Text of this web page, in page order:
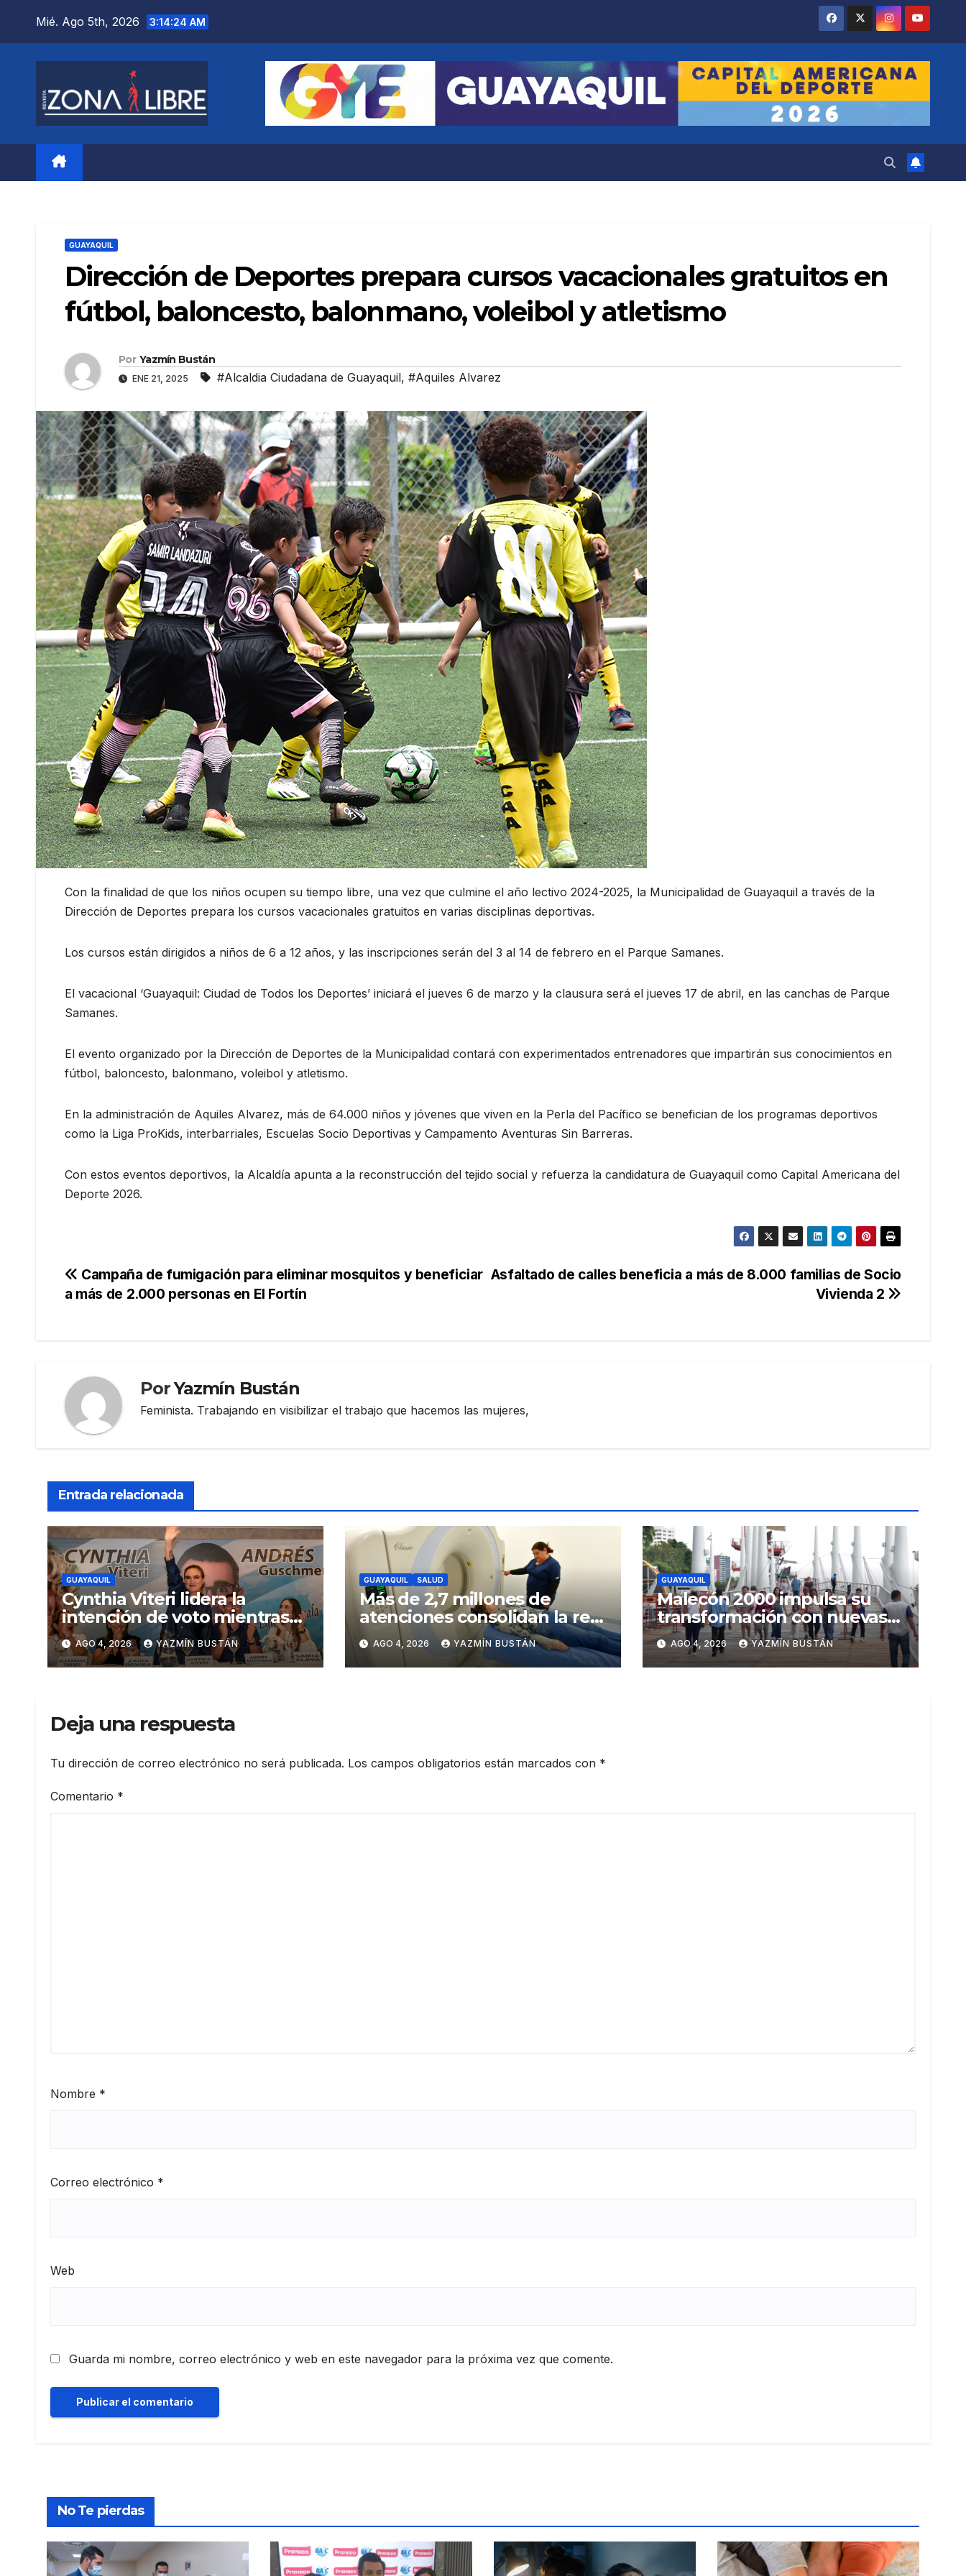
Mié. Ago 5th, 2026 3:14:25 AM
GUAYAQUIL
Dirección de Deportes prepara cursos vacacionales gratuitos en
fútbol, baloncesto, balonmano, voleibol y atletismo
Por Yazmín Bustán
ENE 21, 2025 #Alcaldia Ciudadana de Guayaquil, #Aquiles Alvarez
Con la finalidad de que los niños ocupen su tiempo libre, una vez que culmine el año lectivo 2024-2025, la Municipalidad de Guayaquil a través de la
Dirección de Deportes prepara los cursos vacacionales gratuitos en varias disciplinas deportivas.
Los cursos están dirigidos a niños de 6 a 12 años, y las inscripciones serán del 3 al 14 de febrero en el Parque Samanes.
El vacacional ‘Guayaquil: Ciudad de Todos los Deportes’ iniciará el jueves 6 de marzo y la clausura será el jueves 17 de abril, en las canchas de Parque
Samanes.
El evento organizado por la Dirección de Deportes de la Municipalidad contará con experimentados entrenadores que impartirán sus conocimientos en
fútbol, baloncesto, balonmano, voleibol y atletismo.
En la administración de Aquiles Alvarez, más de 64.000 niños y jóvenes que viven en la Perla del Pacífico se benefician de los programas deportivos
como la Liga ProKids, interbarriales, Escuelas Socio Deportivas y Campamento Aventuras Sin Barreras.
Con estos eventos deportivos, la Alcaldía apunta a la reconstrucción del tejido social y refuerza la candidatura de Guayaquil como Capital Americana del
Deporte 2026.
Navegación
Asfaltado de calles beneficia a más de 8.000 familias de Socio
Vivienda 2
Campaña de fumigación para eliminar mosquitos y beneficiar
a más de 2.000 personas en El Fortín
PorYazmín Bustán
Feminista. Trabajando en visibilizar el trabajo que hacemos las mujeres,
Entrada relacionada
GUAYAQUIL
Cynthia Viteri lidera la
intención de voto mientras
Andrés Guschmer muestra
un destacado crecimiento,
según AtlasIntel
AGO 4, 2026 YAZMÍN BUSTÁN
GUAYAQUIL SALUD
Más de 2,7 millones de
atenciones consolidan la red
municipal de salud
AGO 4, 2026 YAZMÍN BUSTÁN
GUAYAQUIL
Malecón 2000 impulsa su
transformación con nuevas
inversiones y una oferta
renovada
AGO 4, 2026 YAZMÍN BUSTÁN
Deja una respuesta
Tu dirección de correo electrónico no será publicada. Los campos obligatorios están marcados con *
Comentario *
Nombre *
Correo electrónico *
Web
Guarda mi nombre, correo electrónico y web en este navegador para la próxima vez que comente.
No Te pierdas